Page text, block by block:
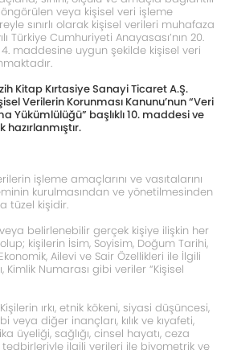
veya kişisel veri işleme
sınırlı olarak kişisel verileri muhafaza
Türkiye Cumhuriyeti Anayasası’nın 20.
maddesine uygun şekilde kişisel veri
Kitap Kırtasiye Sanayi Ticaret A.Ş.
Verilerin Korunması Kanunu’nun “Veri
Yükümlülüğü” başlıklı 10. maddesi ve
işleme amaçlarını ve vasıtalarını
kurulmasından ve yönetilmesinden
tüzel kişidir.
belirlenebilir gerçek kişiye ilişkin her
kişilerin İsim, Soyisim, Doğum Tarihi,
Ailevi ve Sair Özellikleri ile İlgili
Kimlik Numarası gibi veriler “Kişisel
Kişilerin ırkı, etnik kökeni, siyasi düşüncesi,
veya diğer inançları, kılık ve kıyafeti,
üyeliği, sağlığı, cinsel hayatı, ceza
ilgili verileri ile biyometrik ve